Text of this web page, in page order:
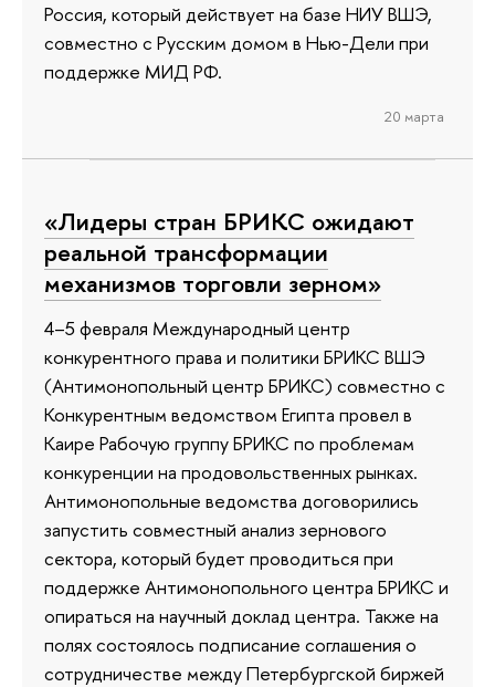
Россия, который действует на базе НИУ ВШЭ,
совместно с Русским домом в Нью-Дели при
поддержке МИД РФ.
20 марта
«Лидеры стран БРИКС ожидают
реальной трансформации
механизмов торговли зерном»
4–5 февраля Международный центр
конкурентного права и политики БРИКС ВШЭ
(Антимонопольный центр БРИКС) совместно с
Конкурентным ведомством Египта провел в
Каире Рабочую группу БРИКС по проблемам
конкуренции на продовольственных рынках.
Антимонопольные ведомства договорились
запустить совместный анализ зернового
сектора, который будет проводиться при
поддержке Антимонопольного центра БРИКС и
опираться на научный доклад центра. Также на
полях состоялось подписание соглашения о
сотрудничестве между Петербургской биржей